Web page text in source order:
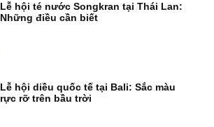
Lễ hội té nước Songkran tại Thái Lan:
Những điều cần biết
Lễ hội diều quốc tế tại Bali: Sắc màu
rực rỡ trên bầu trời